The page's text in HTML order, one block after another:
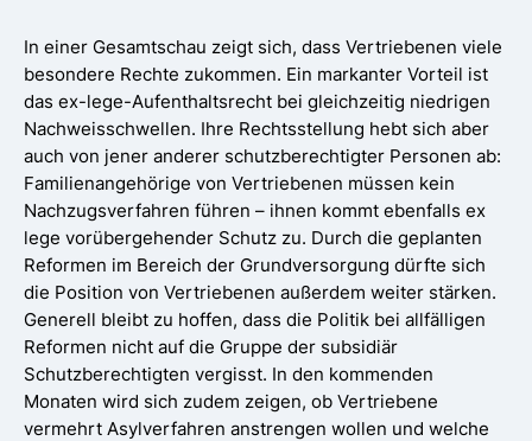
In einer Gesamtschau zeigt sich, dass Vertriebenen viele
besondere Rechte zukommen. Ein markanter Vorteil ist
das ex-lege-Aufenthaltsrecht bei gleichzeitig niedrigen
Nachweisschwellen. Ihre Rechtsstellung hebt sich aber
auch von jener anderer schutzberechtigter Personen ab:
Familienangehörige von Vertriebenen müssen kein
Nachzugsverfahren führen – ihnen kommt ebenfalls ex
lege vorübergehender Schutz zu. Durch die geplanten
Reformen im Bereich der Grundversorgung dürfte sich
die Position von Vertriebenen außerdem weiter stärken.
Generell bleibt zu hoffen, dass die Politik bei allfälligen
Reformen nicht auf die Gruppe der subsidiär
Schutzberechtigten vergisst. In den kommenden
Monaten wird sich zudem zeigen, ob Vertriebene
vermehrt Asylverfahren anstrengen wollen und welche